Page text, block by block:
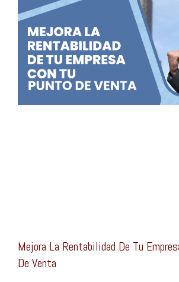
Mejora La Rentabilidad De Tu
De Venta